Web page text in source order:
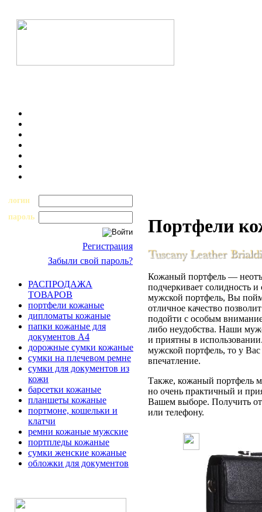
логин
пароль
Регистрация
Забыли свой пароль?
РАСПРОДАЖА
ТОВАРОВ
портфели кожаные
дипломаты кожаные
папки кожаные для
документов А4
дорожные сумки кожаные
сумки на плечевом ремне
сумки для документов из
кожи
барсетки кожаные
планшеты кожаные
портмоне, кошельки и
клатчи
ремни кожаные мужские
портпледы кожаные
сумки женские кожаные
обложки для документов
Портфели
Кожаный портфель —
подчеркивает солидность
мужской портфель, Вы
отличное качество
подойти с особым
либо неудобства. Наши
и приятны в
мужской портфель, то у Вас
впечатление.
Также, кожаный портфель
но очень практичный и
Вашем выборе. Получить
или телефону.